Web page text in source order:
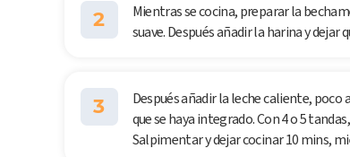
2
Mientras se cocina, preparar la
suave. Después añadir la harina y
3
Después añadir la leche caliente, poco
que se haya integrado. Con 4 o 5
Salpimentar y dejar cocinar 10 mins,